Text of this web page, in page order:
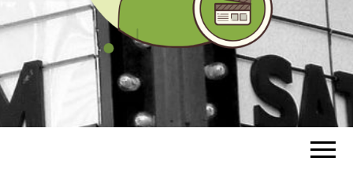
RICHARD
BOHRINGER